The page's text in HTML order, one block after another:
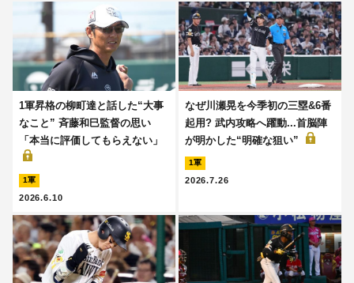
1軍昇格の柳町達と話した“大事
なこと” 斉藤和巳監督の思い
「本当に評価してもらえない」
1軍
2026.6.10
なぜ川瀬晃を今季初の三塁&6番
起用? 武内攻略へ躍動...首脳陣
が明かした“明確な狙い”
1軍
2026.7.26